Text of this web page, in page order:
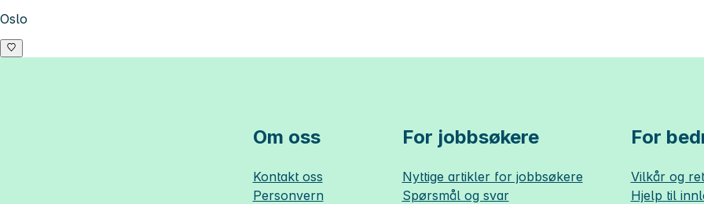
Oslo
Om oss
Kontakt oss
Personvern
For jobbsøkere
Nyttige artikler for jobbsøkere
Spørsmål og svar
For
Vilkår og
Hjelp til